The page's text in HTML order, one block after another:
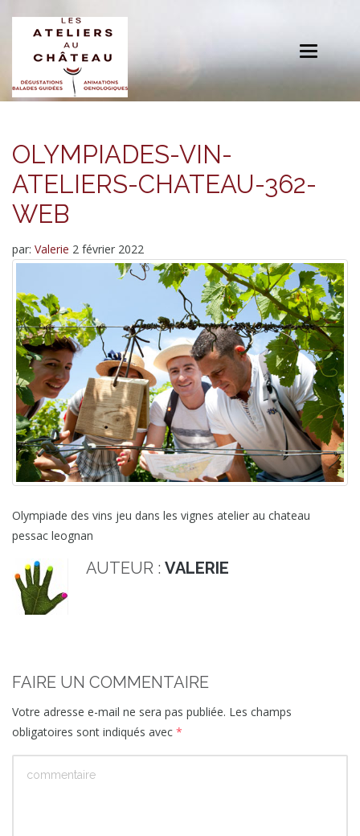
Toggle
OLYMPIADES-VIN-
ATELIERS-CHATEAU-362-
WEB
par: Valerie 2 février 2022
Olympiade des vins jeu dans les vignes atelier au chateau
pessac leognan
AUTEUR : VALERIE
FAIRE UN COMMENTAIRE
Votre adresse e-mail ne sera pas publiée. Les champs
obligatoires sont indiqués avec *